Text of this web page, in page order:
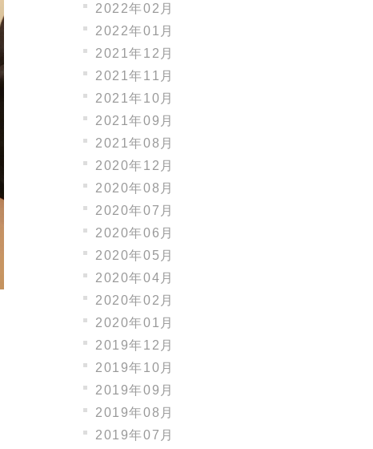
2022年02月
2022年01月
2021年12月
2021年11月
2021年10月
2021年09月
2021年08月
2020年12月
2020年08月
2020年07月
2020年06月
2020年05月
2020年04月
2020年02月
2020年01月
2019年12月
2019年10月
2019年09月
2019年08月
2019年07月